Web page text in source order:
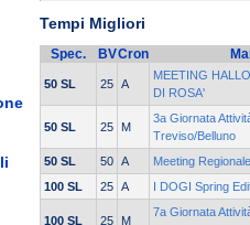
Tempi Migliori
Spec. BVCron
50 SL 25 A
MEETING
DI ROSA'
50 SL 25 M
3a Giornata
Treviso/Belluno
50 SL
50 A
Meeting
100 SL
25 A I DOGI Spring
100 SL 25 M
7a Giornata